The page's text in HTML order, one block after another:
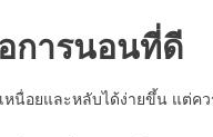
การนอนที่ดี
หนื่อยและหลับได้ง่ายขึ้น แต่